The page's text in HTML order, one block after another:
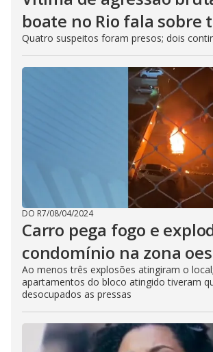
boate no Rio fala sobre
Quatro suspeitos foram presos; dois
DO R7/08/04/2024
Carro pega fogo e
condomínio na zona
Ao menos três explosões atingiram o
apartamentos do bloco atingido tiveram
desocupados as pressas